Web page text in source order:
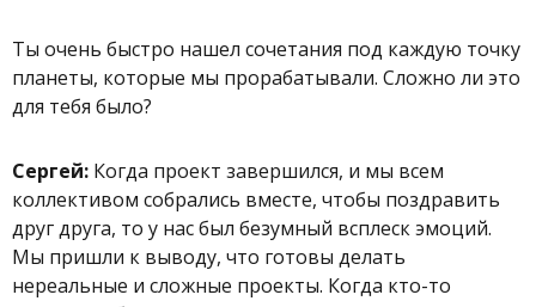
Ты очень быстро нашел сочетания под каждую точку
планеты, которые мы прорабатывали. Сложно ли это
для тебя было?
Сергей: Когда проект завершился, и мы всем
коллективом собрались вместе, чтобы поздравить
друг друга, то у нас был безумный всплеск эмоций.
Мы пришли к выводу, что готовы делать
нереальные и сложные проекты. Когда кто-то